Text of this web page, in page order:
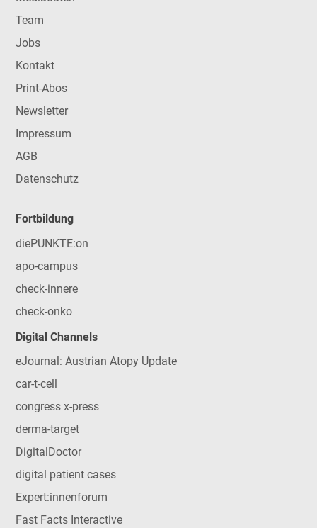
Team
Jobs
Kontakt
Print-Abos
Newsletter
Impressum
AGB
Datenschutz
Fortbildung
diePUNKTE:on
apo-campus
check-innere
check-onko
Digital Channels
eJournal: Austrian Atopy Update
car-t-cell
congress x-press
derma-target
DigitalDoctor
digital patient cases
Expert:innenforum
Fast Facts Interactive